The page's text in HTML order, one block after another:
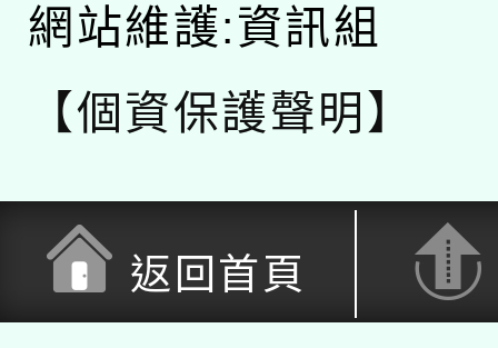
網站維護:資訊組
【個資保護聲明】
返回首頁